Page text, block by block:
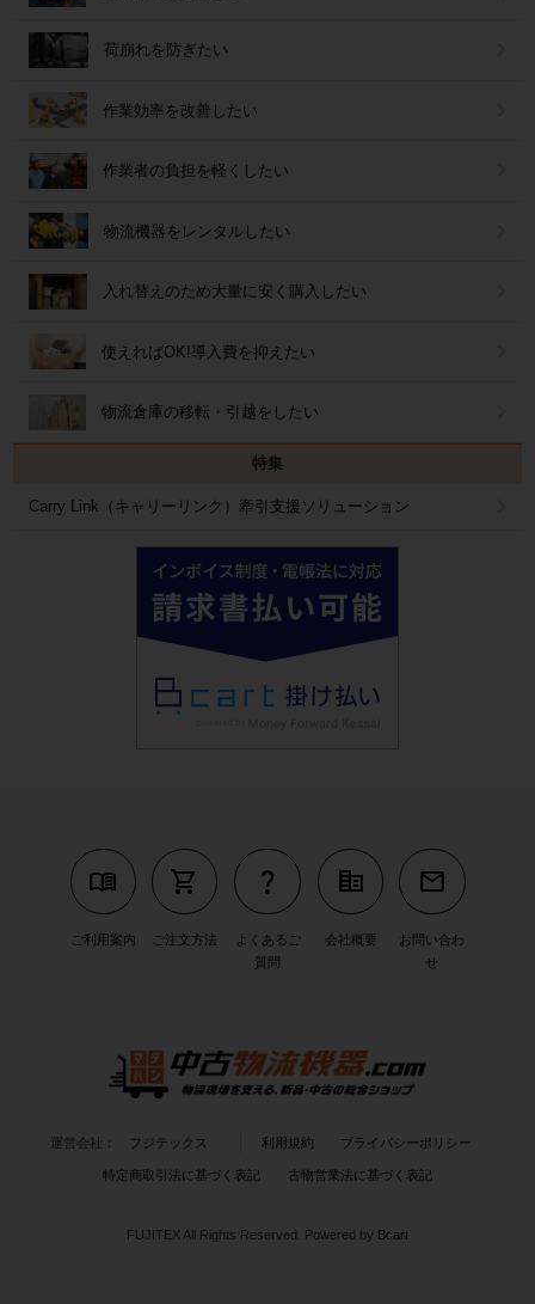
荷崩れを防ぎたい
作業効率を改善したい
作業者の負担を軽くしたい
物流機器をレンタルしたい
入れ替えのため大量に安く購入したい
使えればOK!導入費を抑えたい
物流倉庫の移転・引越をしたい
特集
Carry Link（キャリーリンク）牽引支援ソリューション
menu_book
ご利用案内
shopping_cart
ご注文方法
question_mark
よくあるご
質問
corporate_fare
会社概要
mail
お問い合わ
せ
運営会社： フジテックス 利用規約 プライバシーポリシー
特定商取引法に基づく表記 古物営業法に基づく表記
FUJITEX All Rights Reserved. Powered by Bcart